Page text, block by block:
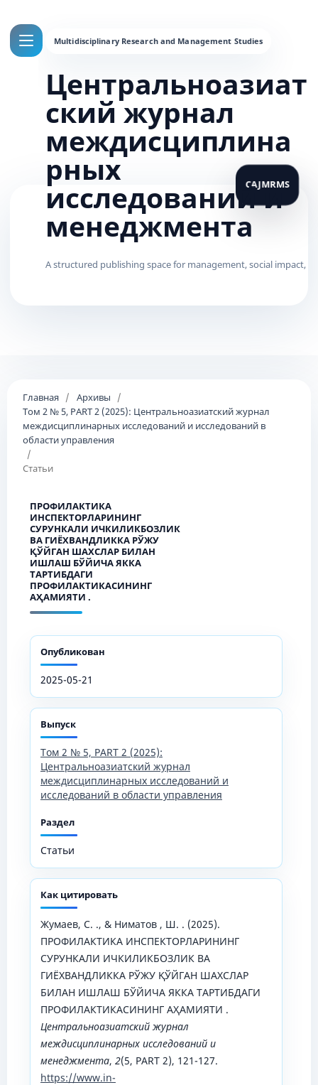
Центральноазиат
ский журнал
междисциплина
рных
исследований и
менеджмента
Главная / Архивы
/
Том 2 № 5, PART 2 (2025): Центральноазиатский журнал
междисциплинарных исследований и исследований в
области управления
/
Статьи
ПРОФИЛАКТИКА
ИНСПЕКТОРЛАРИНИНГ
СУРУНКАЛИ ИЧКИЛИКБОЗЛИК
ВА ГИЁХВАНДЛИККА РЎЖУ
ҚЎЙГАН ШАХСЛАР БИЛАН
ИШЛАШ БЎЙИЧА ЯККА
ТАРТИБДАГИ
ПРОФИЛАКТИКАСИНИНГ
АҲАМИЯТИ .
Опубликован
2025-05-21
Выпуск
Том 2 № 5, PART 2 (2025):
Центральноазиатский журнал
междисциплинарных исследований и
исследований в области управления
Раздел
Статьи
Как цитировать
Жумаев, С. ., & Ниматов , Ш. . (2025).
ПРОФИЛАКТИКА ИНСПЕКТОРЛАРИНИНГ
СУРУНКАЛИ ИЧКИЛИКБОЗЛИК ВА
ГИЁХВАНДЛИККА РЎЖУ ҚЎЙГАН ШАХСЛАР
БИЛАН ИШЛАШ БЎЙИЧА ЯККА ТАРТИБДАГИ
ПРОФИЛАКТИКАСИНИНГ АҲАМИЯТИ .
Центральноазиатский журнал
междисциплинарных исследований и
менеджмента, 2(5, PART 2), 121-127.
https://www.in-